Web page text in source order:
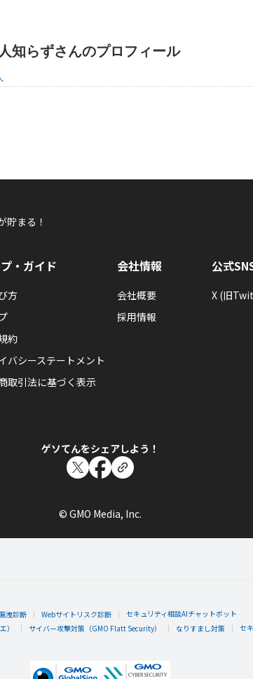
詠み人知らずさんが「スーパービンゴ5」バッ
スーパービンゴを5回あそんだらもらえるエネルギーバッジ
詠み人知らずさんが「スターギャラクシー5」
スターギャラクシーを5回あそんだらもらえるエネルギーバ
人知らず
た！
知らずさんのプロフィール
貯まる！
・ガイド
方
約
バシーステートメント
取引法に基づく表示
会社情報
会社概要
採用情報
公式
X (旧
ゲソてんをシェアしよう！
© GMO Media, Inc.
洩診断 Webサイトリスク診断
セキュリティ相談AIチャットボット
） サイバー攻撃対策（GMO Flatt Security） なりすまし対策 セ